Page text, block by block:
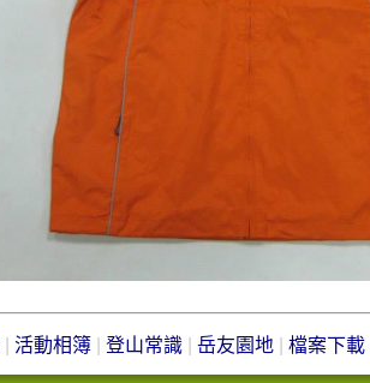
活動相簿| 登山常識| 岳友園地| 檔案下載|